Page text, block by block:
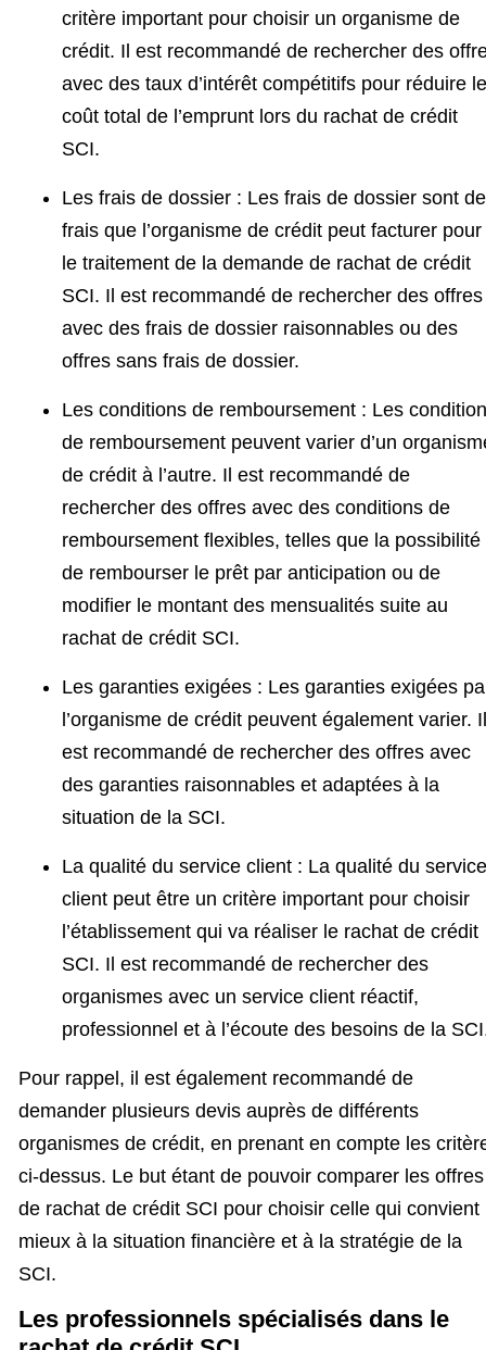
critère important pour choisir un organisme de
crédit. Il est recommandé de rechercher des
avec des taux d’intérêt compétitifs pour réduire le
coût total de l’emprunt lors du rachat de crédit
SCI.
Les frais de dossier : Les frais de dossier sont
frais que l’organisme de crédit peut facturer pour
le traitement de la demande de rachat de crédit
SCI. Il est recommandé de rechercher des offres
avec des frais de dossier raisonnables ou des
offres sans frais de dossier.
Les conditions de remboursement : Les
de remboursement peuvent varier d’un
de crédit à l’autre. Il est recommandé de
rechercher des offres avec des conditions de
remboursement flexibles, telles que la possibilité
de rembourser le prêt par anticipation ou de
modifier le montant des mensualités suite au
rachat de crédit SCI.
Les garanties exigées : Les garanties exigées
l’organisme de crédit peuvent également varier. Il
est recommandé de rechercher des offres avec
des garanties raisonnables et adaptées à la
situation de la SCI.
La qualité du service client : La qualité du service
client peut être un critère important pour choisir
l’établissement qui va réaliser le rachat de crédit
SCI. Il est recommandé de rechercher des
organismes avec un service client réactif,
professionnel et à l’écoute des besoins de la
Pour rappel, il est également recommandé de
demander plusieurs devis auprès de différents
organismes de crédit, en prenant en compte les
ci-dessus. Le but étant de pouvoir comparer les offres
de rachat de crédit SCI pour choisir celle qui convient
mieux à la situation financière et à la stratégie de la
SCI.
Les professionnels spécialisés dans le